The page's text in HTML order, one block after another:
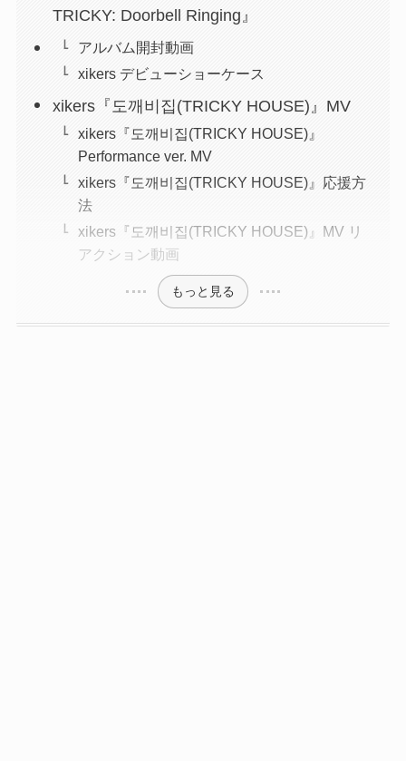
TRICKY: Doorbell Ringing』
アルバム開封動画
xikers デビューショーケース
xikers『도깨비집(TRICKY HOUSE)』MV
xikers『도깨비집(TRICKY HOUSE)』
Performance ver. MV
xikers『도깨비집(TRICKY HOUSE)』応援方
法
xikers『도깨비집(TRICKY HOUSE)』MV リ
アクション動画
もっと見る